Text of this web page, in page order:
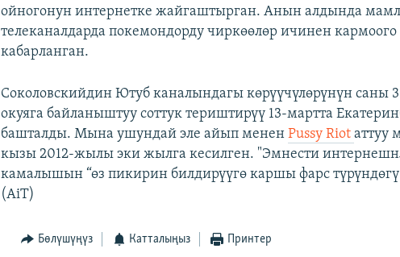
ойногонун интернетке жайгаштырган. Анын алдында
телеканалдарда покемондорду чиркөөлөр ичинен
кабарланган.
Соколовскийдин Ютуб каналындагы көрүүчүлөрүнүн саны
окуяга байланыштуу соттук териштирүү 13-мартта
башталды. Мына ушундай эле айып мененPussy Riotаттуу
кызы 2012-жылы эки жылга кесилген. "Эмнести
камалышын “өз пикирин билдирүүгө каршы фарс түрүндөгү
(AiT)
Бөлүшүңүз Катталыңыз Принтер